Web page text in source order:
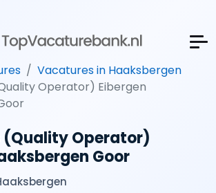
Vacatures in Haaksbergen
Operator) Eibergen
Operator)
Goor